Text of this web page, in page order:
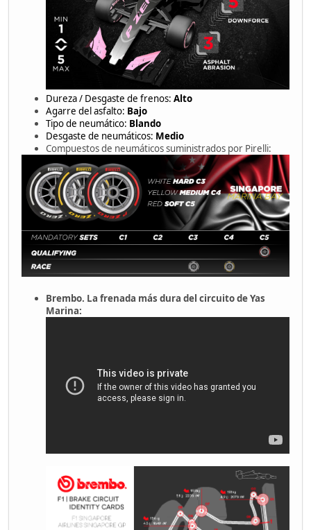
Dureza / Desgaste de frenos: Alto
Agarre del asfalto: Bajo
Tipo de neumático: Blando
Desgaste de neumáticos: Medio
Compuestos de neumáticos suministrados por Pirelli:
Brembo. La frenada más dura del circuito de Yas
Marina: